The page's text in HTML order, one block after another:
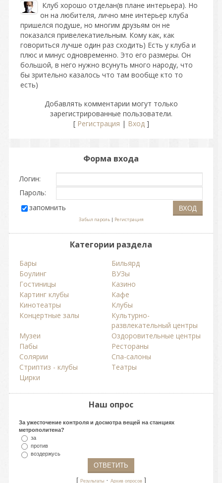
Клуб хорошо отделан(в плане интерьера). Но
он на любителя, лично мне интерьер клуба
пришелся подуше, но многим друзьям он не
показался привелекатиельным. Кому как, как
говориться лучше один раз сходить) Есть у клуба и
плюс и минус одновременно. Это его размеры. Он
большой, в него нужно всунуть много народу, что
бы зрительно казалось что там вообще кто то
есть)
Добавлять комментарии могут только
зарегистрированные пользователи.
[ Регистрация | Вход]
Форма входа
Логин:
Пароль:
запомнить
Забыл пароль| Регистрация
Категории раздела
Бары
Бильярд
Боулинг
ВУЗы
Гостиницы
Казино
Картинг клубы
Кафе
Кинотеатры
Клубы
Концертные залы
Культурно-
развлекательный центры
Музеи
Оздоровительные центры
Пабы
Рестораны
Солярии
Спа-салоны
Стриптиз - клубы
Театры
Цирки
Наш опрос
За ужесточение контроля и досмотра вещей на станциях
метрополитена?
за
против
воздержусь
[ Результаты· Архив опросов]